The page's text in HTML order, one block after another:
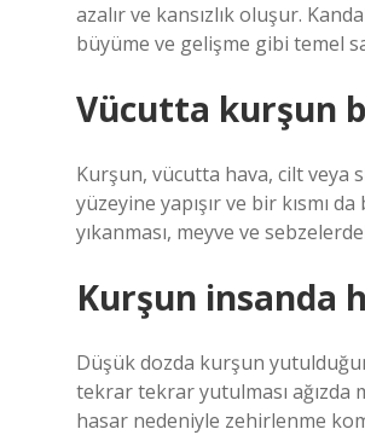
azalır ve kansızlık oluşur.
büyüme ve gelişme gibi temel
Vücutta kurşun
Kurşun, vücutta hava, cilt veya
yüzeyine yapışır ve bir kısmı
yıkanması, meyve ve
Kurşun insanda
Düşük dozda kurşun
tekrar tekrar yutulması ağızda
hasar nedeniyle zehirlenme